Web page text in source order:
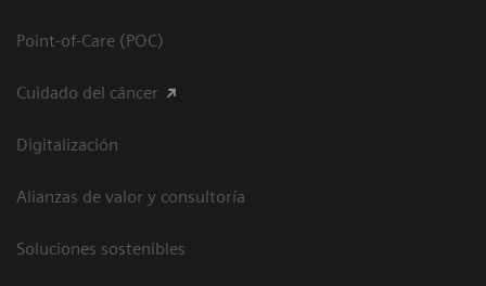
Point-of-Care (POC)
Cuidado del cáncer
Digitalización
Alianzas de valor y consultoría
Soluciones sostenibles